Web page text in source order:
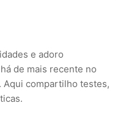
e adoro
de mais recente no
Aqui compartilho testes,